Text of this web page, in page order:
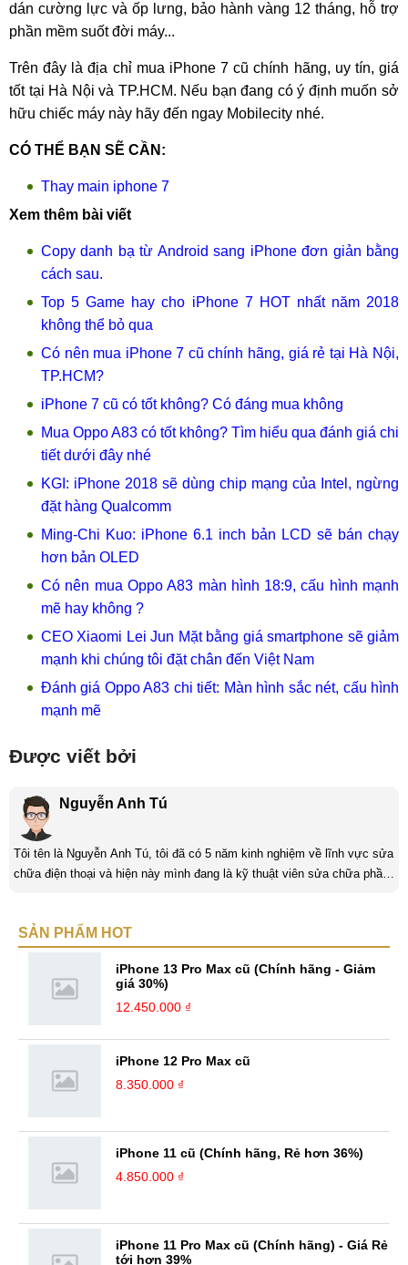
dán cường lực và ốp lưng, bảo hành vàng 12 tháng, hỗ trợ
phần mềm suốt đời máy...
Trên đây là địa chỉ mua iPhone 7 cũ chính hãng, uy tín, giá
tốt tại Hà Nội và TP.HCM. Nếu bạn đang có ý định muốn sở
hữu chiếc máy này hãy đến ngay Mobilecity nhé.
CÓ THỂ BẠN SẼ CẦN:
Thay main iphone 7
Xem thêm bài viết
Copy danh bạ từ Android sang iPhone đơn giản bằng
cách sau.
Top 5 Game hay cho iPhone 7 HOT nhất năm 2018
không thể bỏ qua
Có nên mua iPhone 7 cũ chính hãng, giá rẻ tại Hà Nội,
TP.HCM?
iPhone 7 cũ có tốt không? Có đáng mua không
Mua Oppo A83 có tốt không? Tìm hiểu qua đánh giá chi
tiết dưới đây nhé
KGI: iPhone 2018 sẽ dùng chip mạng của Intel, ngừng
đặt hàng Qualcomm
Ming-Chi Kuo: iPhone 6.1 inch bản LCD sẽ bán chạy
hơn bản OLED
Có nên mua Oppo A83 màn hình 18:9, cấu hình mạnh
mẽ hay không ?
CEO Xiaomi Lei Jun Mặt bằng giá smartphone sẽ giảm
mạnh khi chúng tôi đặt chân đến Việt Nam
Đánh giá Oppo A83 chi tiết: Màn hình sắc nét, cấu hình
mạnh mẽ
Được viết bởi
Nguyễn Anh Tú
Tôi tên là Nguyễn Anh Tú, tôi đã có 5 năm kinh nghiệm về lĩnh vực sửa
chữa điện thoại và hiện này mình đang là kỹ thuật viên sửa chữa phần
thách và là một người đam mê công nghệ tôi luôn thích tìm tòi những
SẢN PHẨM HOT
iPhone 13 Pro Max cũ (Chính hãng - Giảm
giá 30%)
12.450.000 ₫
iPhone 12 Pro Max cũ
8.350.000 ₫
iPhone 11 cũ (Chính hãng, Rẻ hơn 36%)
4.850.000 ₫
iPhone 11 Pro Max cũ (Chính hãng) - Giá Rẻ
tới hơn 39%